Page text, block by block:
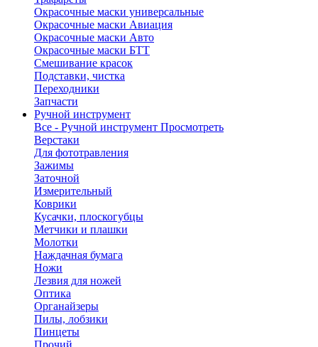
Окрасочные маски универсальные
Окрасочные маски Авиация
Окрасочные маски Авто
Окрасочные маски БТТ
Смешивание красок
Подставки, чистка
Переходники
Запчасти
Ручной инструмент
Все - Ручной инструмент Просмотреть
Верстаки
Для фототравления
Зажимы
Заточной
Измерительный
Коврики
Кусачки, плоскогубцы
Метчики и плашки
Молотки
Наждачная бумага
Ножи
Лезвия для ножей
Оптика
Органайзеры
Пилы, лобзики
Пинцеты
Прочий